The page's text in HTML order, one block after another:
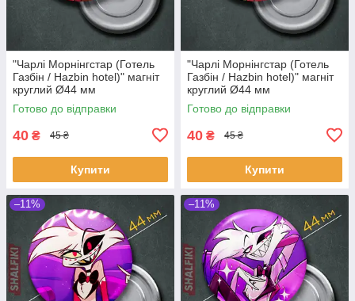
"Чарлі Морнінгстар (Готель
Газбін / Hazbin hotel)" магніт
круглий Ø44 мм
Готово до відправки
40 ₴ 45 ₴
Купити
"Чарлі Морнінгстар (Готель
Газбін / Hazbin hotel)" магніт
круглий Ø44 мм
Готово до відправки
40 ₴ 45 ₴
Купити
–11% –11%